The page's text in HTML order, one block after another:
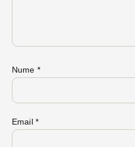
Nume *
Email *